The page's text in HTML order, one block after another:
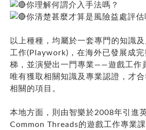
你理解何謂介入手法嗎？
你清楚甚麼才算是風險益處評估
以上種種，均屬於一套專門的知識
工作(Playwork)，在海外已發展成
梯，並演變出一門專業——遊戲工作
唯有獲取相關知識及專業認證，才
相關的項目。
本地方面，則由智樂於2008年引進
Common Threads的遊戲工作專業